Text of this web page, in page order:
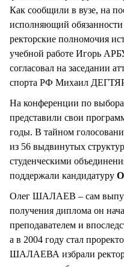
Как сообщили в вузе, на
исполняющий
ректорские полномочия
учебной работе Игорь
согласовал на заседании
спорта РФ Михаил
На конференции по
представили свои
годы. В тайном
из 56 выдвинутых
студенческими
поддержали кандидатуру
Олег ШАЛАЕВ – сам
получения диплома он
преподавателем и
а в 2004 году стал
ШАЛАЕВА избрали